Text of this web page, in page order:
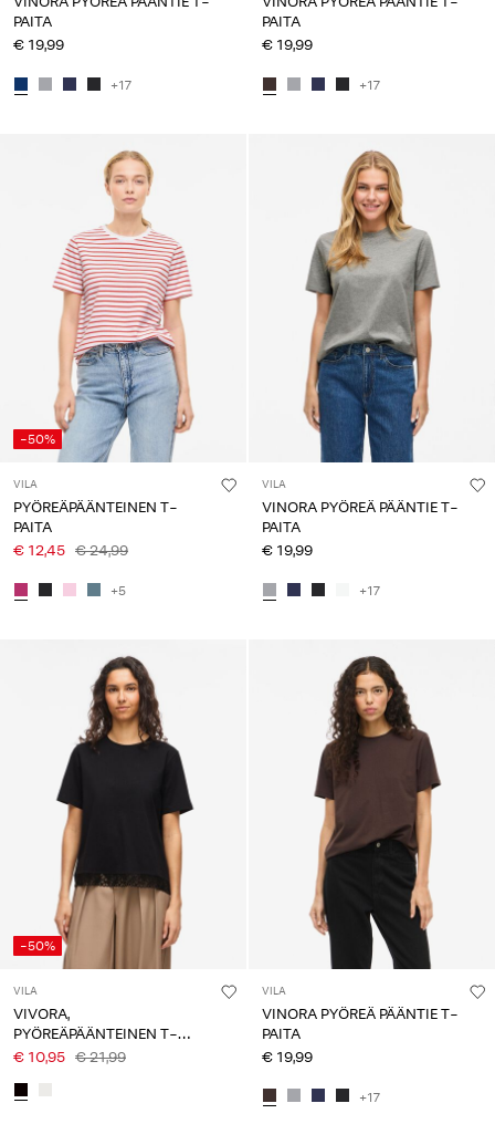
PAITA
€ 19,99
+17
PAITA
€ 19,99
+17
-50%
VILA
PYÖREÄPÄÄNTEINEN T-
PAITA
€ 12,45 € 24,99
+5
VILA
VINORA PYÖREÄ PÄÄNTIE T-
PAITA
€ 19,99
+17
-50%
VILA
VIVORA,
PYÖREÄPÄÄNTEINEN T-
PAITA
€ 10,95 € 21,99
VILA
VINORA PYÖREÄ PÄÄNTIE T-
PAITA
€ 19,99
+17